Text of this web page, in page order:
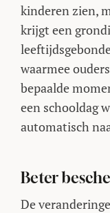
kinderen zien,
krijgt een
waarmee
bepaalde
een schooldag
automatisch
Beter
De